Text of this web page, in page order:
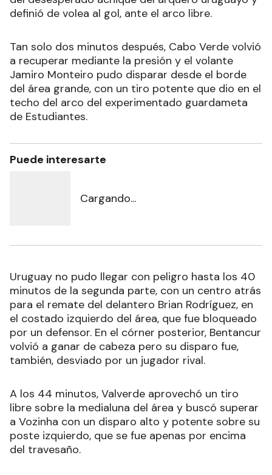
definió de volea al gol, ante el arco libre.
Tan solo dos minutos después, Cabo Verde volvió
a recuperar mediante la presión y el volante
Jamiro Monteiro pudo disparar desde el borde
del área grande, con un tiro potente que dio en el
techo del arco del experimentado guardameta
de Estudiantes.
Puede interesarte
Cargando...
Uruguay no pudo llegar con peligro hasta los 40
minutos de la segunda parte, con un centro atrás
para el remate del delantero Brian Rodríguez, en
el costado izquierdo del área, que fue bloqueado
por un defensor. En el córner posterior, Bentancur
volvió a ganar de cabeza pero su disparo fue,
también, desviado por un jugador rival.
A los 44 minutos, Valverde aprovechó un tiro
libre sobre la medialuna del área y buscó superar
a Vozinha con un disparo alto y potente sobre su
poste izquierdo, que se fue apenas por encima
del travesaño.